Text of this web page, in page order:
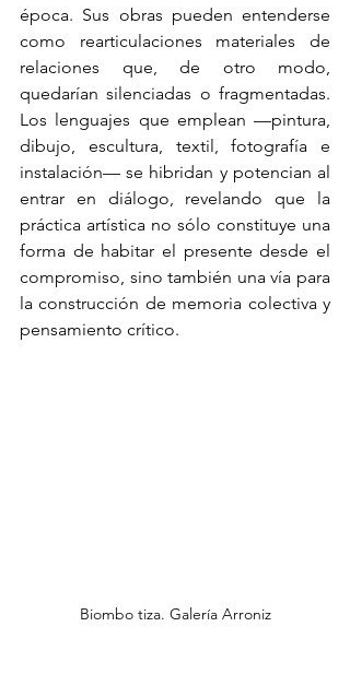
época. Sus obras pueden entenderse
como rearticulaciones materiales de
relaciones que, de otro modo,
quedarían silenciadas o fragmentadas.
Los lenguajes que emplean —pintura,
dibujo, escultura, textil, fotografía e
instalación— se hibridan y potencian al
entrar en diálogo, revelando que la
práctica artística no sólo constituye una
forma de habitar el presente desde el
compromiso, sino también una vía para
la construcción de memoria colectiva y
pensamiento crítico.
Biombo tiza. Galería Arroniz